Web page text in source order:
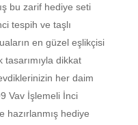
bu zarif hediye seti
tespih ve taşlı
en güzel eşlikçisi
dikkat
her daim
Vav İşlemeli İnci
hazırlanmış hediye